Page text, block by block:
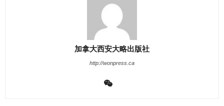
加拿大西安大略出版社
http://wonpress.ca